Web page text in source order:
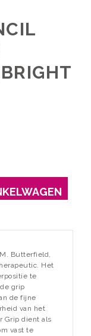
Butterfield,
Het
te
grip
de fijne
van het
Grip dient als
vast te